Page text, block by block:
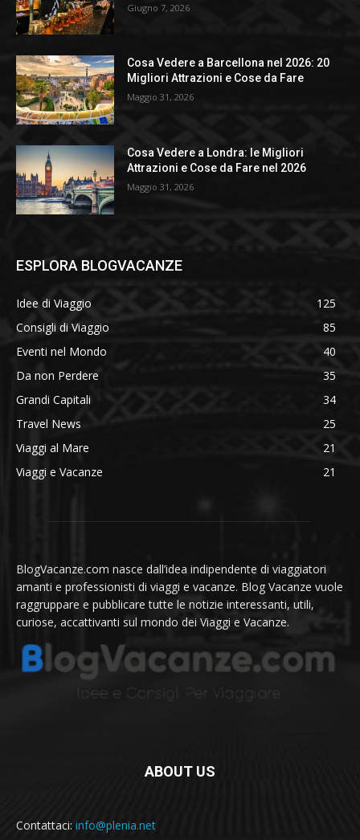
Giugno 7, 2026
Cosa Vedere a Barcellona nel 2026: 20
Migliori Attrazioni e Cose da Fare
Maggio 31, 2026
Cosa Vedere a Londra: le Migliori
Attrazioni e Cose da Fare nel 2026
Maggio 31, 2026
ESPLORA BLOGVACANZE
Idee di Viaggio
125
Consigli di Viaggio
85
Eventi nel Mondo
40
Da non Perdere
35
Grandi Capitali
34
Travel News
25
Viaggi al Mare
21
Viaggi e Vacanze
21
BlogVacanze.com nasce dall’idea indipendente di viaggiatori
amanti e professionisti di viaggi e vacanze. Blog Vacanze vuole
raggruppare e pubblicare tutte le notizie interessanti, utili,
curiose, accattivanti sul mondo dei Viaggi e Vacanze.
ABOUT US
Contattaci: info@plenia.net